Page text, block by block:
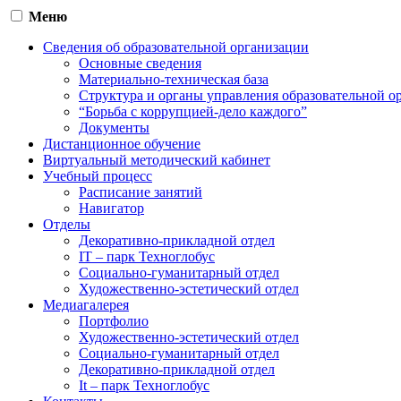
Меню
Сведения об образовательной организации
Основные сведения
Материально-техническая база
Структура и органы управления образовательной
“Борьба с коррупцией-дело каждого”
Документы
Дистанционное обучение
Виртуальный методический кабинет
Учебный процесс
Расписание занятий
Навигатор
Отделы
Декоративно-прикладной отдел
IT – парк Техноглобус
Социально-гуманитарный отдел
Художественно-эстетический отдел
Медиагалерея
Портфолио
Художественно-эстетический отдел
Социально-гуманитарный отдел
Декоративно-прикладной отдел
It – парк Техноглобус